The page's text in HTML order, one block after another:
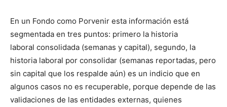
En un Fondo como Porvenir esta información está
segmentada en tres puntos: primero la historia
laboral consolidada (semanas y capital), segundo, la
historia laboral por consolidar (semanas reportadas, pero
sin capital que los respalde aún) es un indicio que en
algunos casos no es recuperable, porque depende de las
validaciones de las entidades externas, quienes